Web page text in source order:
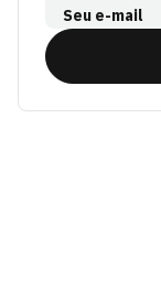
Seu e-mail